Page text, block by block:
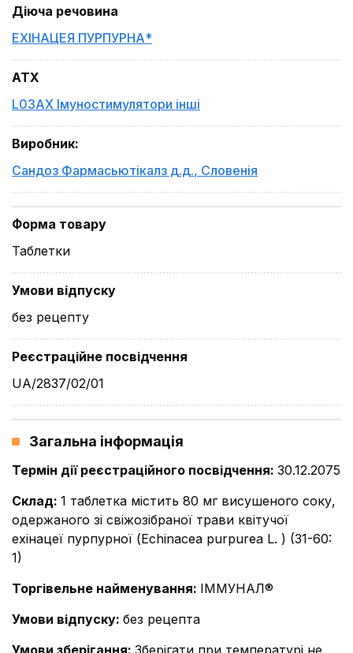
Діюча речовина
ЕХІНАЦЕЯ ПУРПУРНА*
ATX
L03AX Імуностимулятори інші
Виробник:
Сандоз Фармасьютікалз д.д., Словенія
Форма товару
Таблетки
Умови відпуску
без рецепту
Реєстраційне посвідчення
UA/2837/02/01
Загальна інформація
Термін дії реєстраційного посвідчення: 30.12.2075
Склад: 1 таблетка містить 80 мг висушеного соку,
одержаного зі свіжозібраної трави квітучої
ехінацеї пурпурної (Echinacea purpurea L. ) (31-60:
1)
Торгівельне найменування: ІММУНАЛ®
Умови відпуску: без рецепта
Умови зберігання: Зберігати при температурі не